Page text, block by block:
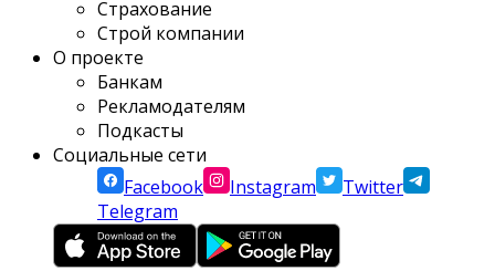
Страхование
Строй компании
О проекте
Банкам
Рекламодателям
Подкасты
Социальные сети
Facebook
Instagram
Twitter
Telegram